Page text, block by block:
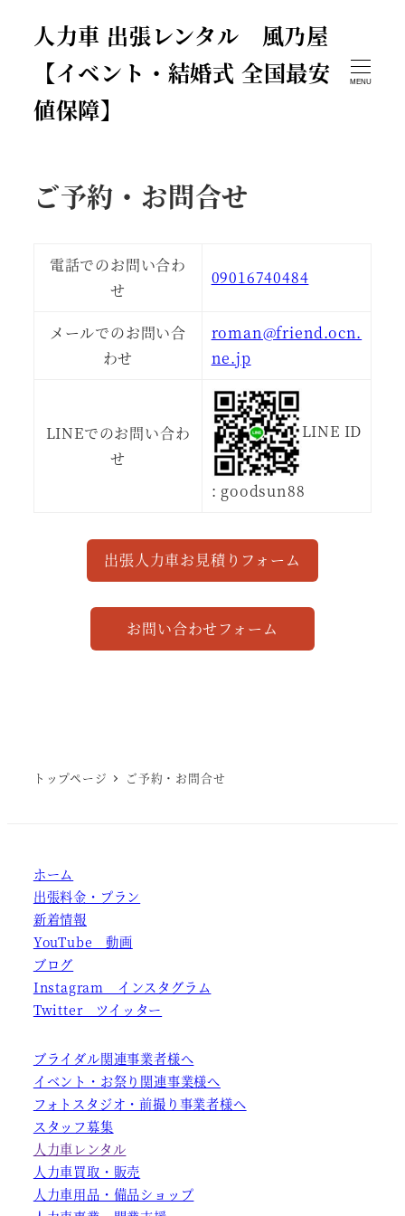
人力車 出張レンタル 風乃屋
【イベント・結婚式 全国最安
値保障】
MENU
ご予約・お問合せ
電話でのお問い合わ
せ
09016740484
メールでのお問い合
わせ
roman@friend.ocn.
ne.jp
LINEでのお問い合わ
せ
LINE ID
: goodsun88
出張人力車お見積りフォーム
お問い合わせフォーム
トップページ ご予約・お問合せ
ホーム
出張料金・プラン
新着情報
YouTube 動画
ブログ
Instagram インスタグラム
Twitter ツイッター
ブライダル関連事業者様へ
イベント・お祭り関連事業様へ
フォトスタジオ・前撮り事業者様へ
スタッフ募集
人力車レンタル
人力車買取・販売
人力車用品・備品ショップ